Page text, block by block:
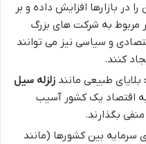
در بازارها افزایش داده و بر
مربوط به شرکت های بزرگ
و سیاسی نیز می توانند
کنند.
بلایای طبیعی مانند زلزله سیل
اقتصاد یک کشور آسیب
بگذارند.
سرمایه بین کشورها (مانند